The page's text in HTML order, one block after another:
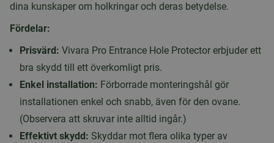
dina kunskaper om holkringar och deras betydelse.
Fördelar:
Prisvärd: Vivara Pro Entrance Hole Protector erbjuder ett
bra skydd till ett överkomligt pris.
Enkel installation: Förborrade monteringshål gör
installationen enkel och snabb, även för den ovane.
(Observera att skruvar inte alltid ingår.)
Effektivt skydd: Skyddar mot flera olika typer av